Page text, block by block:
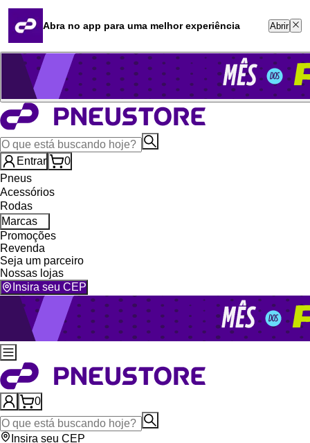
Quero revender
Blog
Whatsapp (16) 99764-8401
Televendas (47) 3046-2551
Entrar
0
Pneus
Acessórios
Rodas
Marcas
Promoções
Revenda
Seja um parceiro
Nossas lojas
Insira seu CEP
0
Insira seu CEP
Abra no app para uma melhor experiência Abrir